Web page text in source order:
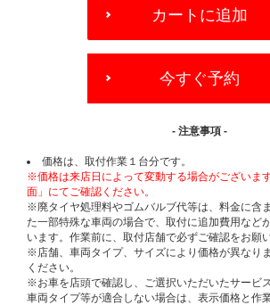
OPTIONS
カートに追加
今すぐ予約
- 注意事項 -
価格は、取付作業１台分です。
※価格は来店日によって変動する場合がございま
面」にてご確認ください。
※廃タイヤ処理料やゴムバルブ代等は、料金に含
た一部特殊な車両の場合で、取付に追加費用など
います。作業前に、取付店舗で必ずご確認をお願
※店舗、車両タイプ、サイズにより価格が異なり
ください。
※お車を店頭で確認し、ご選択いただいたサービ
車両タイプ等が適合しない場合は、表示価格と作